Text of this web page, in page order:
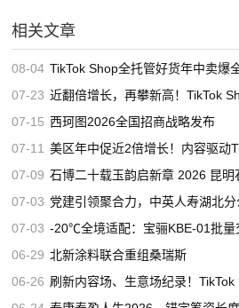
相关文章
08-04 TikTok Shop全托管好货年中卖爆全球
07-23 近翻倍增长，再攀新高！TikTok Shop美区
07-15 西珂图2026全国招商战略发布
07-11 美区年中促近2倍增长！内容驱动
07-09 石博二十载玉韵启新章 2026 昆明石博会
07-03 党建引领聚合力，中英人寿湖北分公司
07-03 -20℃全境适配：宝骊KBE-01批量
06-29 北新涂料联合重组桑瑞斯
06-26 刷新内容场、生意场纪录！TikTok